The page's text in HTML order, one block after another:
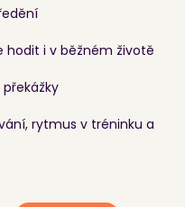
hodit i v běžném životě
rytmus v tréninku a